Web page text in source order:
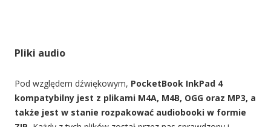
Pliki audio
Pod względem dźwiękowym, PocketBook InkPad 4
kompatybilny jest z plikami M4A, M4B, OGG oraz MP3, a
także jest w stanie rozpakować audiobooki w formie